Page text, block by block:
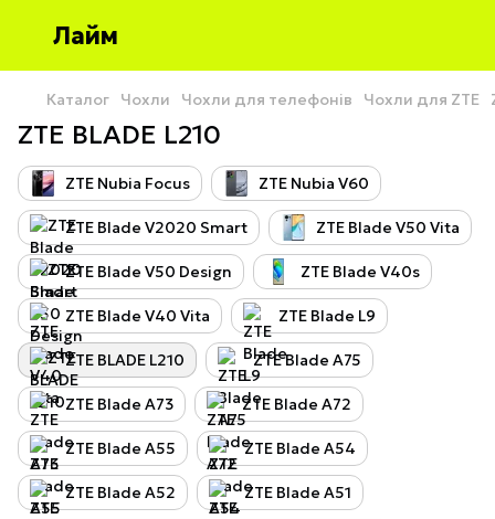
Лайм
Каталог Чохли Чохли для телефонів Чохли для ZTE
ZTE BLADE L210
ZTE Nubia Focus ZTE Nubia V60
ZTE Blade V2020 Smart ZTE Blade V50 Vita
ZTE Blade V50 Design ZTE Blade V40s
ZTE Blade V40 Vita ZTE Blade L9
ZTE BLADE L210 ZTE Blade A75
ZTE Blade A73 ZTE Blade A72
ZTE Blade A55 ZTE Blade A54
ZTE Blade A52 ZTE Blade A51